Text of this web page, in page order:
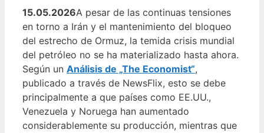
15.05.2026A pesar de las continuas tensiones
en torno a Irán y el mantenimiento del bloqueo
del estrecho de Ormuz, la temida crisis mundial
del petróleo no se ha materializado hasta ahora.
Según un Análisis de „The Economist“,
publicado a través de NewsFlix, esto se debe
principalmente a que países como EE.UU.,
Venezuela y Noruega han aumentado
considerablemente su producción, mientras que